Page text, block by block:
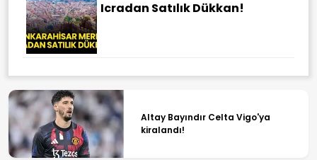
Icradan Satılık Dükkan!
Altay Bayındır Celta Vigo'ya
kiralandı!